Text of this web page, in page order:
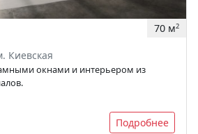
70 м2
Киевская
окнами и интерьером из
Подробнее